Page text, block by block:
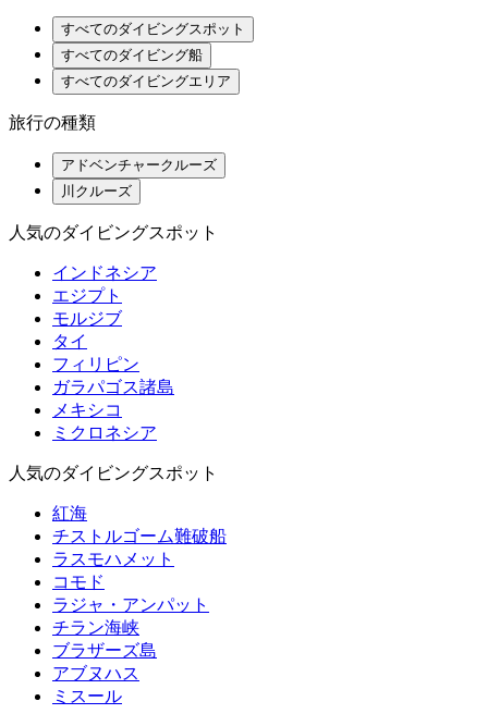
すべてのダイビングスポット
すべてのダイビング船
すべてのダイビングエリア
旅行の種類
アドベンチャークルーズ
川クルーズ
人気のダイビングスポット
インドネシア
エジプト
モルジブ
タイ
フィリピン
ガラパゴス諸島
メキシコ
ミクロネシア
人気のダイビングスポット
紅海
チストルゴーム難破船
ラスモハメット
コモド
ラジャ・アンパット
チラン海峡
ブラザーズ島
アブヌハス
ミスール